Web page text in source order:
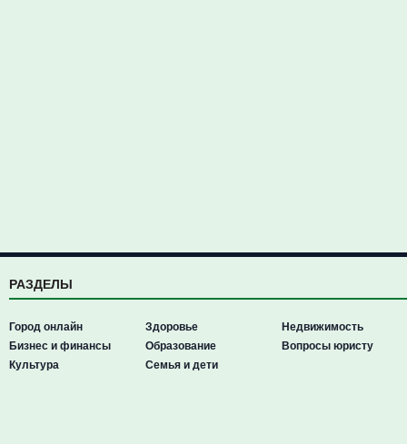
РАЗДЕЛЫ
Город онлайн
Бизнес и финансы
Культура
Здоровье
Образование
Семья и дети
Недвижимость
Вопросы юристу